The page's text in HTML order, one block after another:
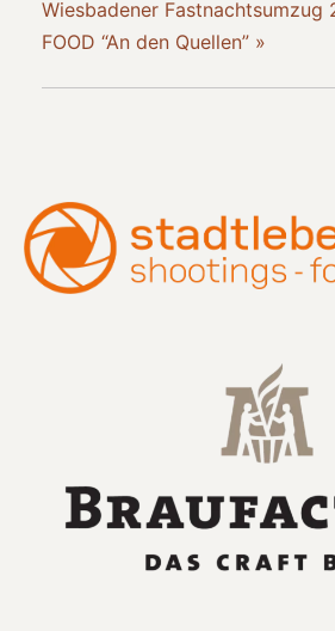
Wiesbadener Fastnachtsumzug
FOOD “An den Quellen” »